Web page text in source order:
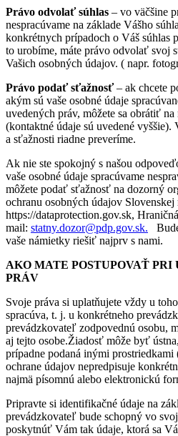
Právo odvolať súhlas – vo väčšine
nespracúvame na základe Vášho
konkrétnych prípadoch o Váš súhlas
to urobíme, máte právo odvolať svoj
Vašich osobných údajov. ( napr.
Právo podať sťažnosť– ak chcete
akým sú vaše osobné údaje
uvedených práv, môžete sa obrátiť
(kontaktné údaje sú uvedené vyššie).
a sťažnosti riadne preveríme.
Ak nie ste spokojný s našou
vaše osobné údaje spracúvame
môžete podať sťažnosť na dozorný
ochranu osobných údajov Slovenskej
https://dataprotection.gov.sk,
mail: statny.dozor@pdp.gov.sk.
vaše námietky riešiť najprv s nami.
AKO MATE POSTUPOVAŤ
PRÁV
Svoje práva si uplatňujete vždy u
spracúva, t. j. u konkrétneho
prevádzkovateľ zodpovednú osobu,
aj tejto osobe.Žiadosť môže byť
prípadne podaná inými prostriedkami
ochrane údajov nepredpisuje
najmä písomnú alebo elektronickú
Pripravte si identifikačné údaje na
prevádzkovateľ bude schopný vo
poskytnúť Vám tak údaje, ktorá sa